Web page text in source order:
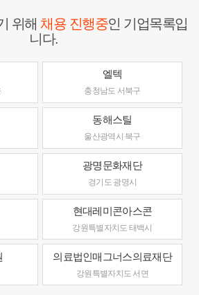
위해채용 진행중인 기업목록입
니다.
엘텍
충청남도 서북구
동해스틸
울산광역시 북구
광명문화재단
경기도 광명시
현대레미콘아스콘
강원특별자치도 태백시
의료법인매그너스의료재단
강원특별자치도 서면